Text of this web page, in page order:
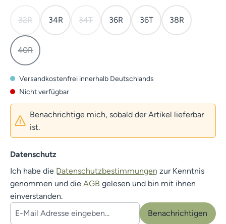
32R
(Diese Option ist zurzeit nicht verfügbar.)
34R 34T
(Diese Option ist zurzeit nicht verfügbar.)
36R 36T 38R
40R
(Diese Option ist zurzeit nicht verfügbar.)
Versandkostenfrei innerhalb Deutschlands
Nicht verfügbar
Benachrichtige mich, sobald der Artikel lieferbar
ist.
Datenschutz
Ich habe die Datenschutzbestimmungen zur Kenntnis
genommen und die AGB gelesen und bin mit ihnen
einverstanden.
Benachrichtigen